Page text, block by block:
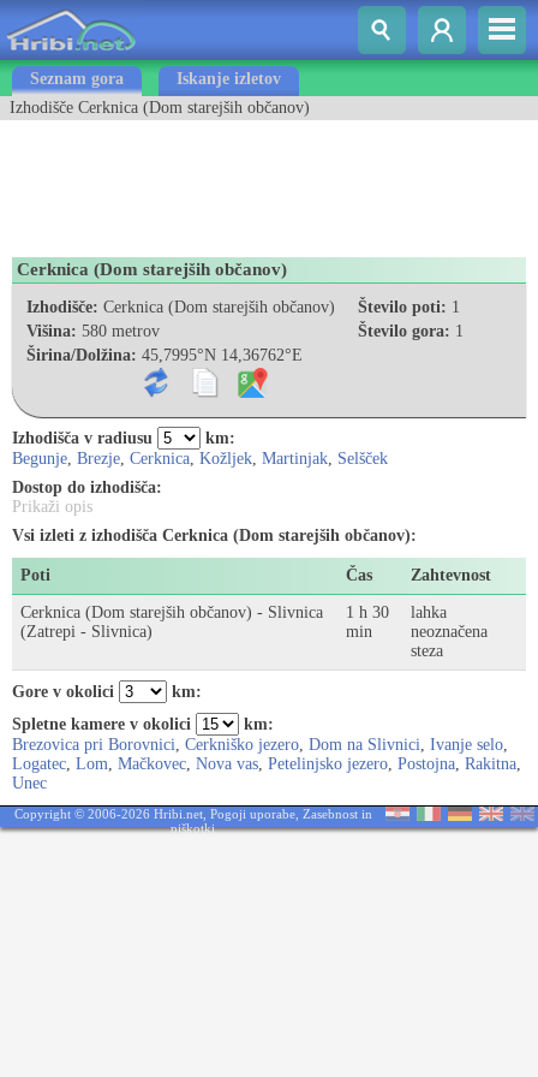
Seznam gora
Iskanje izletov
Izhodišče Cerknica (Dom starejših občanov)
Cerknica (Dom starejših občanov)
Izhodišče: Cerknica (Dom starejših občanov)
Višina: 580 metrov
Širina/Dolžina: 45,7995°N 14,36762°E
Število poti: 1
Število gora: 1
Izhodišča v radiusu
km:
Begunje, Brezje, Cerknica, Kožljek, Martinjak, Selšček
Dostop do izhodišča:
Prikaži opis
Vsi izleti z izhodišča Cerknica (Dom starejših občanov):
Poti Čas Zahtevnost
Cerknica (Dom starejših občanov) - Slivnica
(Zatrepi - Slivnica)
1 h 30
min
lahka
neoznačena
steza
Gore v okolici
km:
Spletne kamere v okolici
km:
Brezovica pri Borovnici, Cerkniško jezero, Dom na Slivnici, Ivanje selo,
Logatec, Lom, Mačkovec, Nova vas, Petelinjsko jezero, Postojna, Rakitna,
Unec
Copyright © 2006-2026 Hribi.net, Pogoji uporabe, Zasebnost in
piškotki